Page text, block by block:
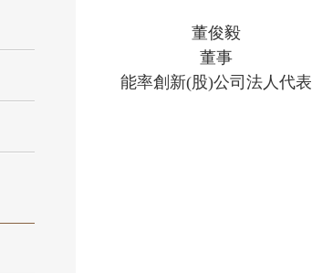
董俊毅
董事
能率創新(股)公司法人代表